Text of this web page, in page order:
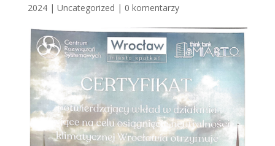
2024| Uncategorized | 0 komentarzy